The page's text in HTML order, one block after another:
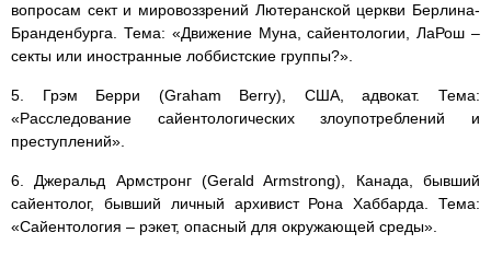
вопросам сект и мировоззрений Лютеранской церкви Берлина-
Бранденбурга. Тема: «Движение Муна, сайентологии, ЛаРош –
секты или иностранные лоббистские группы?».
5. Грэм Берри (Graham Berry), США, адвокат. Тема:
«Расследование сайентологических злоупотреблений и
преступлений».
6. Джеральд Армстронг (Gerald Armstrong), Канада, бывший
сайентолог, бывший личный архивист Рона Хаббарда. Тема:
«Сайентология – рэкет, опасный для окружающей среды».